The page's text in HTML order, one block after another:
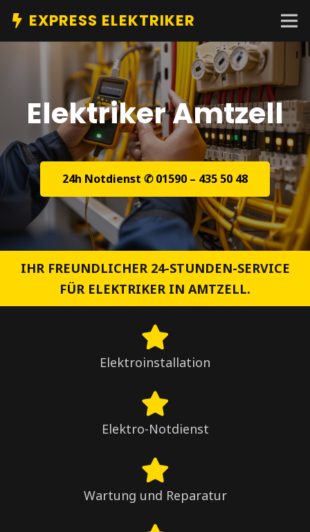
EXPRESS ELEKTRIKER
Elektriker Amtzell
24h Notdienst ✆ 01590 – 435 50 48
IHR FREUNDLICHER 24-STUNDEN-SERVICE
FÜR ELEKTRIKER IN AMTZELL.
Elektroinstallation
Elektro-Notdienst
Wartung und Reparatur